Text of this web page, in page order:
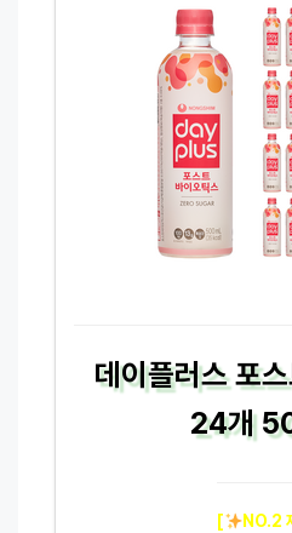
데이플러스 포
24개
[ NO.2